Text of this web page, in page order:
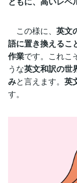
この様に、 英文
語に置き換えるこ
作業です。これこ
うな英文和訳の世
みと言えます。 英
す。